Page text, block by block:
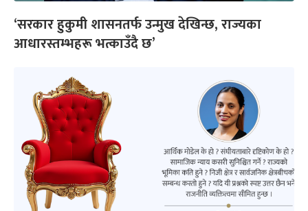
‘सरकार हुकुमी शासनतर्फ उन्मुख देखिन्छ, राज्यका
आधारस्तम्भहरू भत्काउँदै छ’